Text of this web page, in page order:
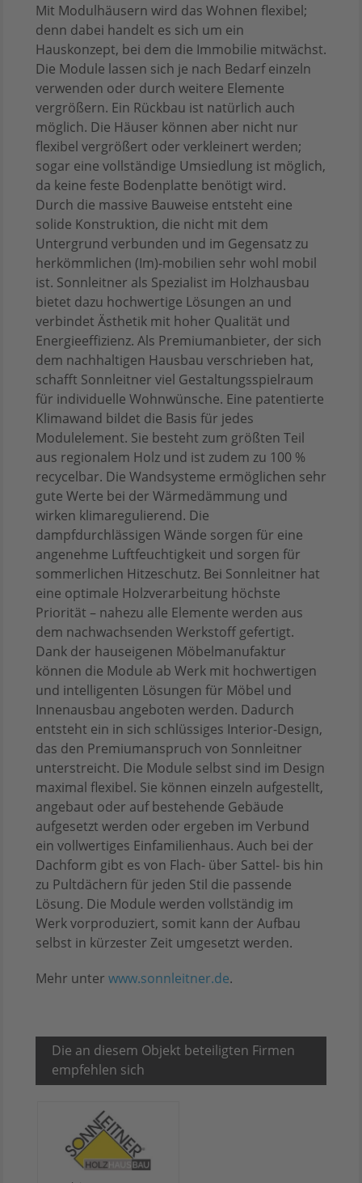
Mit Modulhäusern wird das Wohnen flexibel;
denn dabei handelt es sich um ein
Hauskonzept, bei dem die Immobilie mitwächst.
Die Module lassen sich je nach Bedarf einzeln
verwenden oder durch weitere Elemente
vergrößern. Ein Rückbau ist natürlich auch
möglich. Die Häuser können aber nicht nur
flexibel vergrößert oder verkleinert werden;
sogar eine vollständige Umsiedlung ist möglich,
da keine feste Bodenplatte benötigt wird.
Durch die massive Bauweise entsteht eine
solide Konstruktion, die nicht mit dem
Untergrund verbunden und im Gegensatz zu
herkömmlichen (Im)-mobilien sehr wohl mobil
ist. Sonnleitner als Spezialist im Holzhausbau
bietet dazu hochwertige Lösungen an und
verbindet Ästhetik mit hoher Qualität und
Energieeffizienz. Als Premiumanbieter, der sich
dem nachhaltigen Hausbau verschrieben hat,
schafft Sonnleitner viel Gestaltungsspielraum
für individuelle Wohnwünsche. Eine patentierte
Klimawand bildet die Basis für jedes
Modulelement. Sie besteht zum größten Teil
aus regionalem Holz und ist zudem zu 100 %
recycelbar. Die Wandsysteme ermöglichen sehr
gute Werte bei der Wärmedämmung und
wirken klimaregulierend. Die
dampfdurchlässigen Wände sorgen für eine
angenehme Luftfeuchtigkeit und sorgen für
sommerlichen Hitzeschutz. Bei Sonnleitner hat
eine optimale Holzverarbeitung höchste
Priorität – nahezu alle Elemente werden aus
dem nachwachsenden Werkstoff gefertigt.
Dank der hauseigenen Möbelmanufaktur
können die Module ab Werk mit hochwertigen
und intelligenten Lösungen für Möbel und
Innenausbau angeboten werden. Dadurch
entsteht ein in sich schlüssiges Interior-Design,
das den Premiumanspruch von Sonnleitner
unterstreicht. Die Module selbst sind im Design
maximal flexibel. Sie können einzeln aufgestellt,
angebaut oder auf bestehende Gebäude
aufgesetzt werden oder ergeben im Verbund
ein vollwertiges Einfamilienhaus. Auch bei der
Dachform gibt es von Flach- über Sattel- bis hin
zu Pultdächern für jeden Stil die passende
Lösung. Die Module werden vollständig im
Werk vorproduziert, somit kann der Aufbau
selbst in kürzester Zeit umgesetzt werden.
Mehr unter www.sonnleitner.de.
Die an diesem Objekt beteiligten Firmen
empfehlen sich